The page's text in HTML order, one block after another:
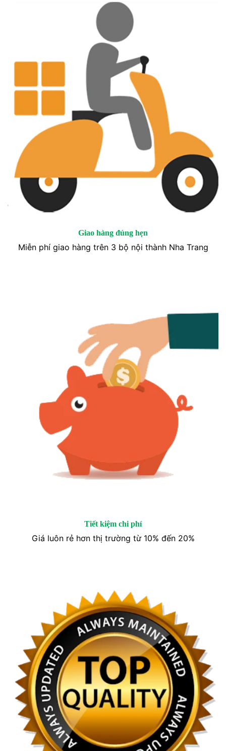
Giao hàng đúng hẹn
Miễn phí giao hàng trên 3 bộ nội thành Nha Trang
Tiết kiệm chi phí
Giá luôn rẻ hơn thị trường từ 10% đến 20%